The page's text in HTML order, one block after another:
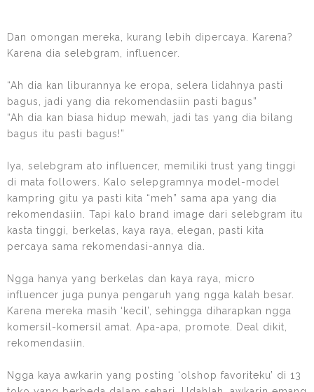
Dan omongan mereka, kurang lebih dipercaya. Karena?
Karena dia selebgram, influencer.
“Ah dia kan liburannya ke eropa, selera lidahnya pasti
bagus, jadi yang dia rekomendasiin pasti bagus”
“Ah dia kan biasa hidup mewah, jadi tas yang dia bilang
bagus itu pasti bagus!”
Iya, selebgram ato influencer, memiliki trust yang tinggi
di mata followers. Kalo selepgramnya model-model
kampring gitu ya pasti kita “meh” sama apa yang dia
rekomendasiin. Tapi kalo brand image dari selebgram itu
kasta tinggi, berkelas, kaya raya, elegan, pasti kita
percaya sama rekomendasi-annya dia.
Ngga hanya yang berkelas dan kaya raya, micro
influencer juga punya pengaruh yang ngga kalah besar.
Karena mereka masih ‘kecil’, sehingga diharapkan ngga
komersil-komersil amat. Apa-apa, promote. Deal dikit,
rekomendasiin.
Ngga kaya awkarin yang posting ‘olshop favoriteku’ di 13